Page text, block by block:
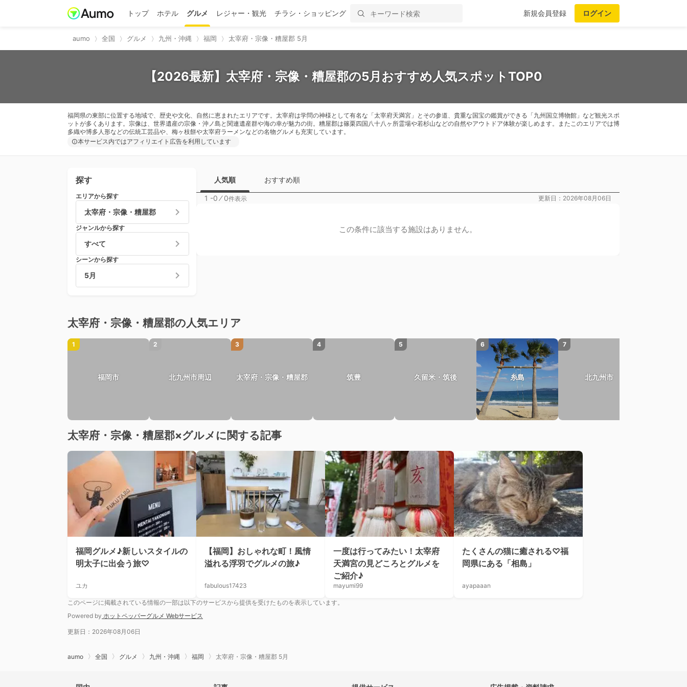
トップ ホテル グルメ レジャー・観光 チラシ・ショッピング 新規会員登録 ログイン
aumo 全国 グルメ 九州・沖縄 福岡 太宰府・宗像・糟屋郡 5月
【2026最新】太宰府・宗像・糟屋郡の5月おすすめ人気スポットTOP0
福岡県の東部に位置する地域で、歴史や文化、自然に恵まれたエリアです。太宰府は学問の神様として有名な「太宰府天満宮」とその参道、貴重な国宝の鑑賞ができる「九州国立博物館」など観光スポ
ットが多くあります。宗像は、世界遺産の宗像・沖ノ島と関連遺産群や海の幸が魅力の街。糟屋郡は篠栗四国八十八ヶ所霊場や若杉山などの自然やアウトドア体験が楽しめます。またこのエリアでは博
多織や博多人形などの伝統工芸品や、梅ヶ枝餅や太宰府ラーメンなどの名物グルメも充実しています。
本サービス内ではアフィリエイト広告を利用しています
探す
エリアから探す
太宰府・宗像・糟屋郡
ジャンルから探す
すべて
シーンから探す
5月
人気順 おすすめ順
1 -0 ⁄0件表示 更新日：2026年08月06日
この条件に該当する施設はありません。
太宰府・宗像・糟屋郡の人気エリア
1
福岡市
2
北九州市周辺
3
太宰府・宗像・糟屋郡
4
筑豊
5
久留米・筑後
6
糸島
7
北九州市
太宰府・宗像・糟屋郡×グルメに関する記事
福岡グルメ♪新しいスタイルの
明太子に出会う旅♡
ユカ
【福岡】おしゃれな町！風情
溢れる浮羽でグルメの旅♪
fabulous17423
一度は行ってみたい！太宰府
天満宮の見どころとグルメを
ご紹介♪
mayumi99
たくさんの猫に癒される♡福
岡県にある「相島」
ayapaaan
このページに掲載されている情報の一部は以下のサービスから提供を受けたものを表示しています。
Powered by ホットペッパーグルメ Webサービス
更新日：2026年08月06日
aumo 全国 グルメ 九州・沖縄 福岡 太宰府・宗像・糟屋郡 5月